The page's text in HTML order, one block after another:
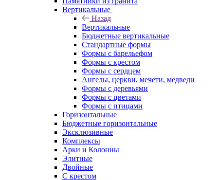
Вертикальные
Назад
Вертикальные
Бюджетные вертикальные
Стандартные формы
Формы с барельефом
Формы с крестом
Формы с сердцем
Ангелы, церкви, мечети, медведи
Формы с деревьями
Формы с цветами
Формы с птицами
Горизонтальные
Бюджетные горизонтальные
Эксклюзивные
Комплексы
Арки и Колонны
Элитные
Двойные
С крестом